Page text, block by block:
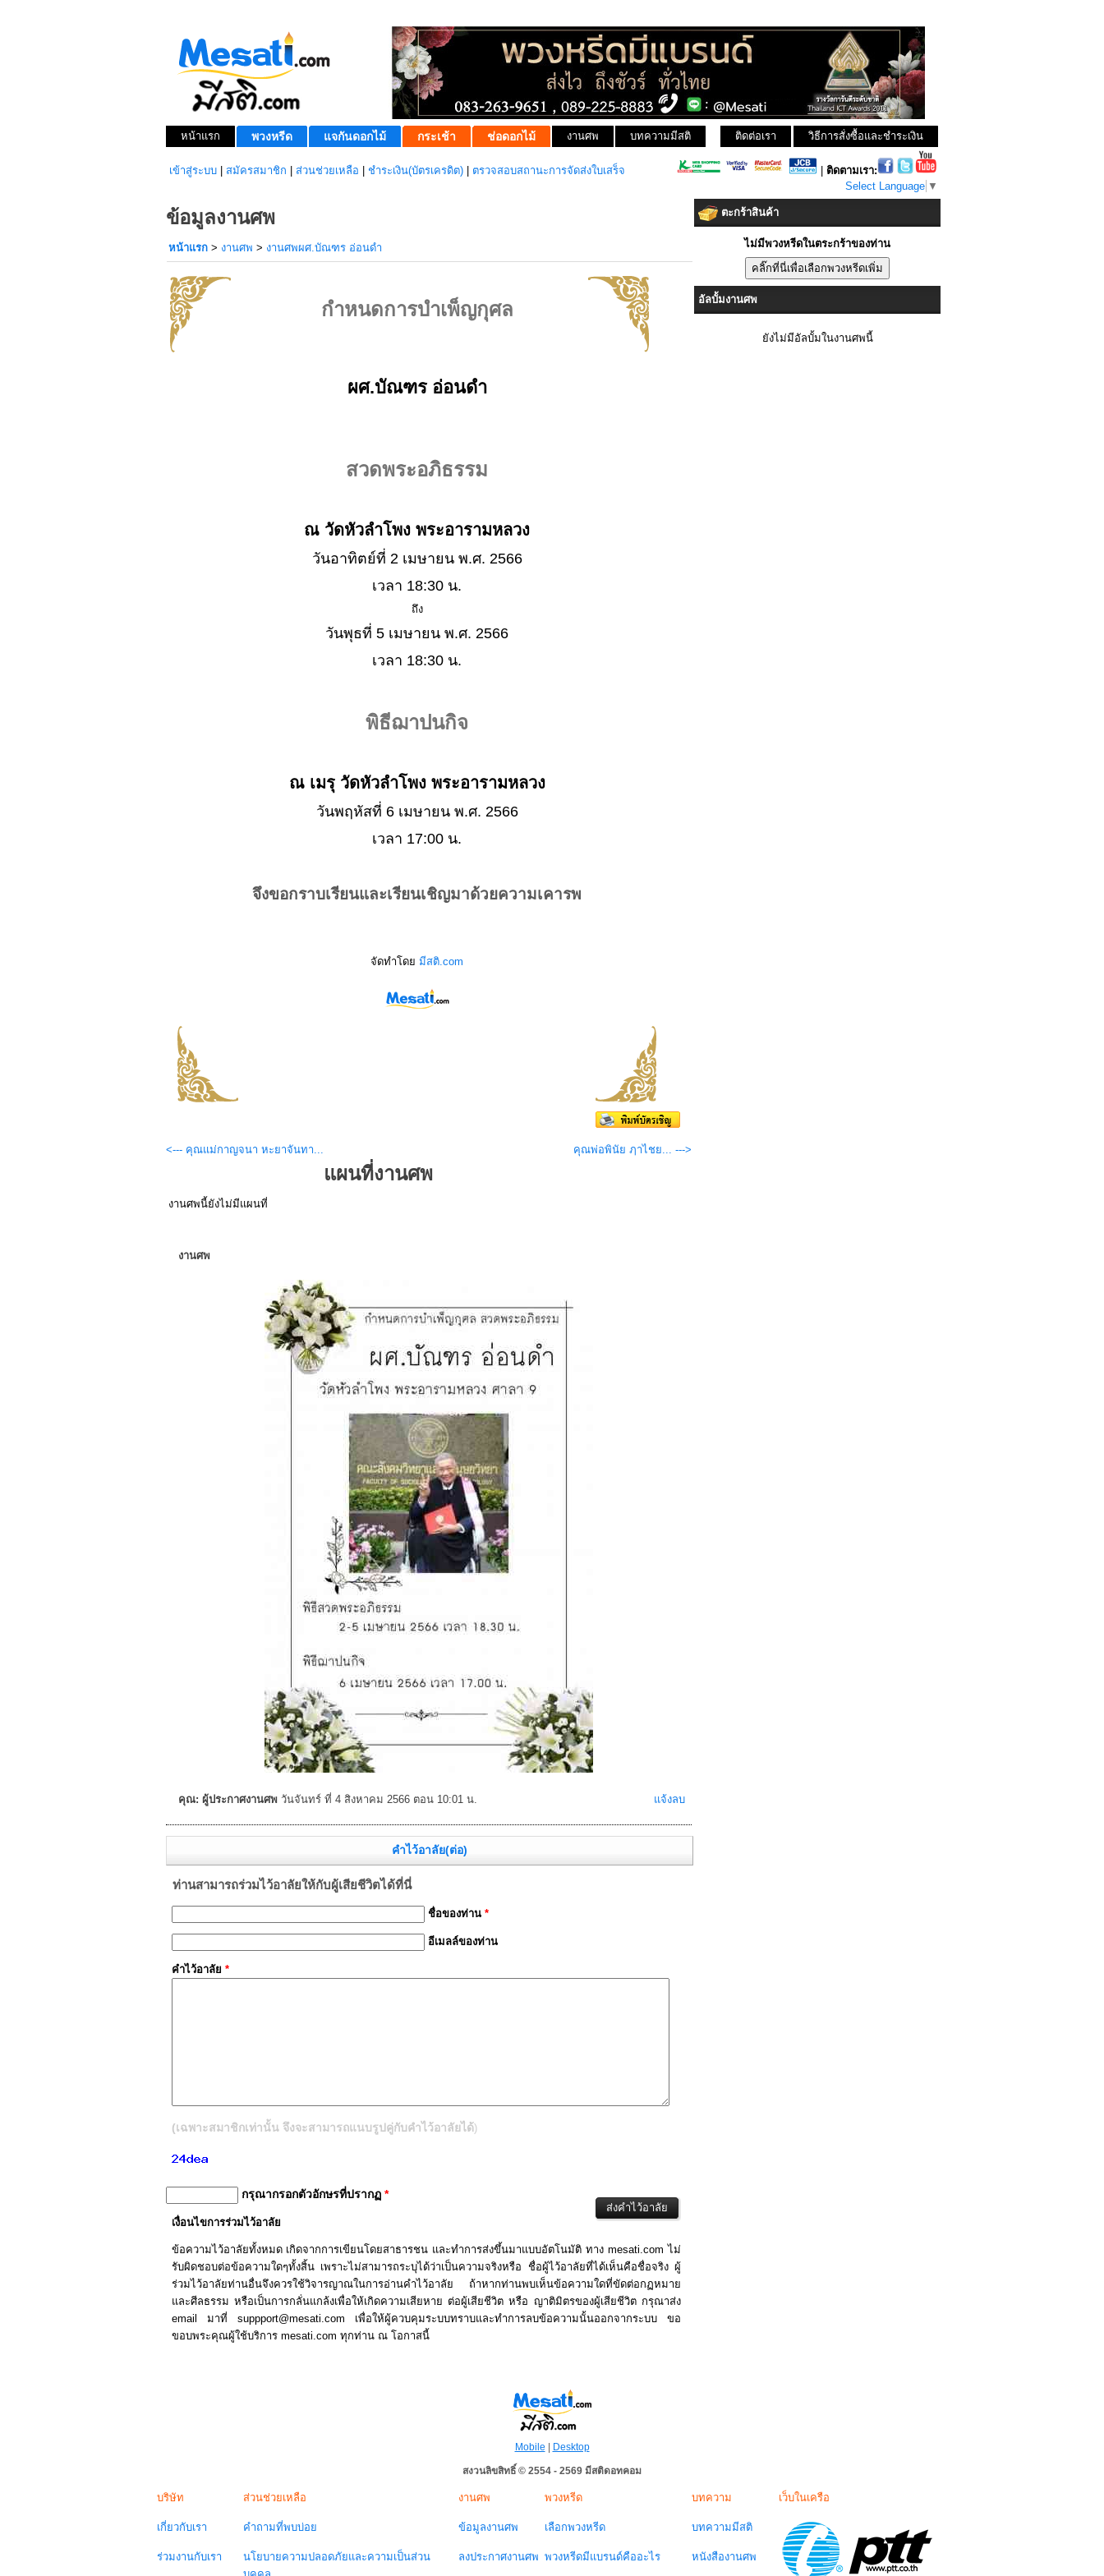
หน้าแรก พวงหรีด แจกันดอกไม้ กระเช้า ช่อดอกไม้ งานศพ บทความมีสติ วิธีการสั่งซื้อและชำระเงิน
ติดต่อเรา
เข้าสู่ระบบ สมัครสมาชิก ส่วนช่วยเหลือ ชำระเงิน(บัตรเครดิต) ตรวจสอบสถานะการจัดส่งใบเสร็จ
ติดตามเรา:
Select Language ▼
ข้อมูลงานศพ
หน้าแรก > งานศพ > งานศพผศ.บัณฑร อ่อนดำ
กำหนดการบำเพ็ญกุศล
ผศ.บัณฑร อ่อนดำ
สวดพระอภิธรรม
ณ วัดหัวลำโพง พระอารามหลวง
วันอาทิตย์ที่ 2 เมษายน พ.ศ. 2566
เวลา 18:30 น.
ถึง
วันพุธที่ 5 เมษายน พ.ศ. 2566
เวลา 18:30 น.
พิธีฌาปนกิจ
ณ เมรุ วัดหัวลำโพง พระอารามหลวง
วันพฤหัสที่ 6 เมษายน พ.ศ. 2566
เวลา 17:00 น.
จึงขอกราบเรียนและเรียนเชิญมาด้วยความเคารพ
จัดทำโดย มีสติ.com
<--- คุณแม่กาญจนา หะยาจันทา... คุณพ่อพินัย ฦาไชย... --->
แผนที่งานศพ
งานศพนี้ยังไม่มีแผนที่
งานศพ
คุณ: ผู้ประกาศงานศพ วันจันทร์ ที่ 4 สิงหาคม 2566 ตอน 10:01 น. แจ้งลบ
คำไว้อาลัย(ต่อ)
ท่านสามารถร่วมไว้อาลัยให้กับผู้เสียชีวิตได้ที่นี่
ชื่อของท่าน*
อีเมลล์ของท่าน
คำไว้อาลัย *
(เฉพาะสมาชิกเท่านั้น จึงจะสามารถแนบรูปคู่กับคำไว้อาลัยได้)
กรุณากรอกตัวอักษรที่ปรากฏ *
เงื่อนไขการร่วมไว้อาลัย
ข้อความไว้อาลัยทั้งหมด เกิดจากการเขียนโดยสาธารชน และทำการส่งขึ้นมาแบบอัตโนมัติ ทาง mesati.com ไม่
รับผิดชอบต่อข้อความใดๆทั้งสิ้น เพราะไม่สามารถระบุได้ว่าเป็นความจริงหรือ ชื่อผู้ไว้อาลัยที่ได้เห็นคือชื่อจริง ผู้
ร่วมไว้อาลัยท่านอื่นจึงควรใช้วิจารญาณในการอ่านคำไว้อาลัย ถ้าหากท่านพบเห็นข้อความใดที่ขัดต่อกฏหมาย
และศีลธรรม หรือเป็นการกลั่นแกล้งเพื่อให้เกิดความเสียหาย ต่อผู้เสียชีวิต หรือ ญาติมิตรของผู้เสียชีวิต กรุณาส่ง
email มาที่ suppport@mesati.com เพื่อให้ผู้ควบคุมระบบทราบและทำการลบข้อความนั้นออกจากระบบ ขอ
ขอบพระคุณผู้ใช้บริการ mesati.com ทุกท่าน ณ โอกาสนี้
ตะกร้าสินค้า
ไม่มีพวงหรีดในตระกร้าของท่าน
อัลบั้มงานศพ
ยังไม่มีอัลบั้มในงานศพนี้
Mobile | Desktop
สงวนลิขสิทธิ์ © 2554 - 2569 มีสติดอทคอม
บริษัท
เกี่ยวกับเรา
ร่วมงานกับเรา
ส่วนช่วยเหลือ
คำถามที่พบบ่อย
นโยบายความปลอดภัยและความเป็นส่วน
งานศพ
ข้อมูลงานศพ
ลงประกาศงานศพ
พวงหรีด
เลือกพวงหรีด
พวงหรีดมีแบรนด์คืออะไร
บทความ
บทความมีสติ
หนังสืองานศพ
เว็บในเครือ